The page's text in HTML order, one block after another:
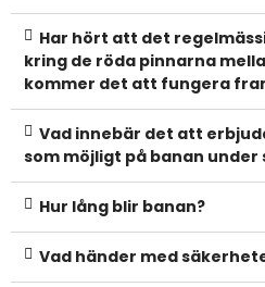
Har hört att det
kring de röda pinnarna
kommer det att fungera
Vad innebär det att
som möjligt på banan under
Hur lång blir banan?
Vad händer med